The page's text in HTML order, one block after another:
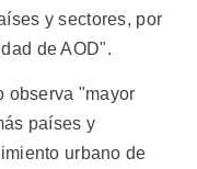
y sectores, por
de AOD".
observa "mayor
países y
urbano de